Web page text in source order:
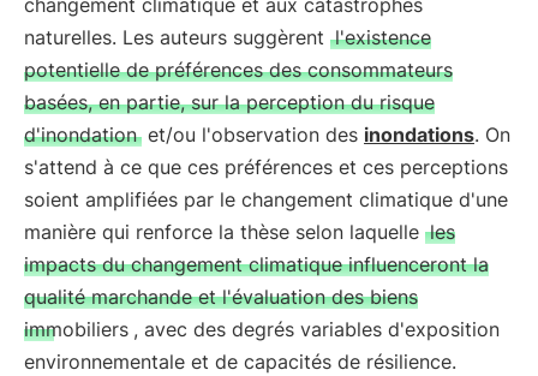
changement climatique et aux catastrophes
naturelles. Les auteurs suggèrent l'existence
potentielle de préférences des consommateurs
basées, en partie, sur la perception du risque
d'inondation et/ou l'observation des inondations. On
s'attend à ce que ces préférences et ces perceptions
soient amplifiées par le changement climatique d'une
manière qui renforce la thèse selon laquelle les
impacts du changement climatique influenceront la
qualité marchande et l'évaluation des biens
immobiliers , avec des degrés variables d'exposition
environnementale et de capacités de résilience.